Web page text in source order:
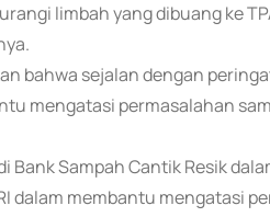
limbah yang dibuang ke
bahwa sejalan dengan
mengatasi permasalahan
Bank Sampah Cantik Resik
dalam membantu mengatasi